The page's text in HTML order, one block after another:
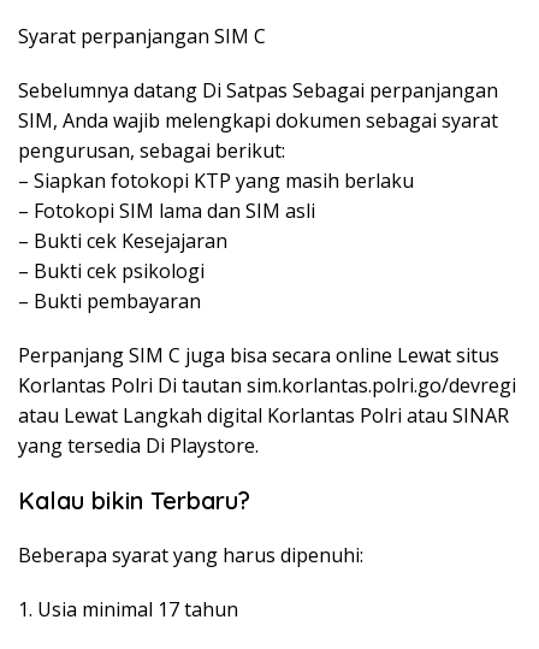
Syarat perpanjangan SIM C
Sebelumnya datang Di Satpas Sebagai perpanjangan
SIM, Anda wajib melengkapi dokumen sebagai syarat
pengurusan, sebagai berikut:
– Siapkan fotokopi KTP yang masih berlaku
– Fotokopi SIM lama dan SIM asli
– Bukti cek Kesejajaran
– Bukti cek psikologi
– Bukti pembayaran
Perpanjang SIM C juga bisa secara online Lewat situs
Korlantas Polri Di tautan sim.korlantas.polri.go/devregi
atau Lewat Langkah digital Korlantas Polri atau SINAR
yang tersedia Di Playstore.
Kalau bikin Terbaru?
Beberapa syarat yang harus dipenuhi:
1. Usia minimal 17 tahun